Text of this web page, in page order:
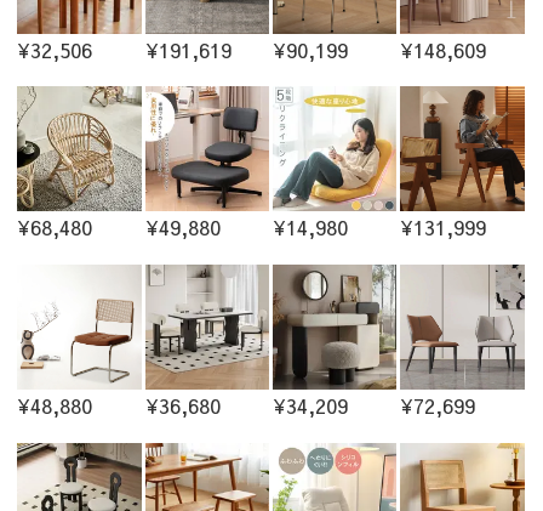
¥32,506 ¥191,619 ¥90,199 ¥148,609
¥68,480 ¥49,880 ¥14,980 ¥131,999
¥48,880 ¥36,680 ¥34,209 ¥72,699